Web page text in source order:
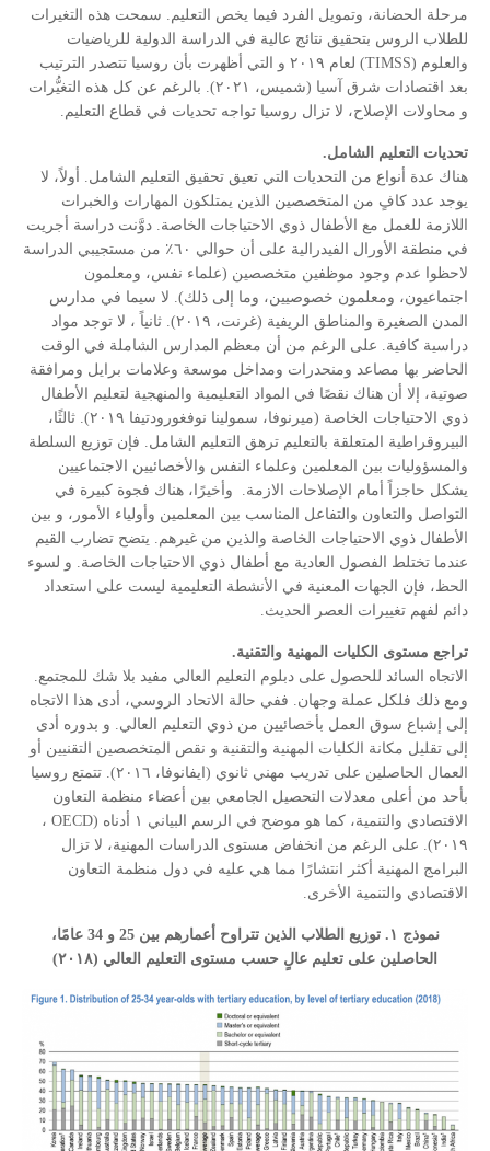
مرحلة الحضانة، وتمويل الفرد فيما يخص التعليم. سمحت هذه التغيرات
للطلاب الروس بتحقيق نتائج عالية في الدراسة الدولية للرياضيات
والعلوم (TIMSS) لعام ٢٠١٩ و التي أظهرت بأن روسيا تتصدر الترتيب
بعد اقتصادات شرق آسيا (شميس، ٢٠٢١). بالرغم عن كل هذه التغيُّرات
و محاولات الإصلاح، لا تزال روسيا تواجه تحديات في قطاع التعليم.
تحديات التعليم الشامل.
هناك عدة أنواع من التحديات التي تعيق تحقيق التعليم الشامل. أولاً، لا
يوجد عدد كافٍ من المتخصصين الذين يمتلكون المهارات والخبرات
اللازمة للعمل مع الأطفال ذوي الاحتياجات الخاصة. دوَّنت دراسة أجريت
في منطقة الأورال الفيدرالية على أن حوالي ٦٠٪ من مستجيبي الدراسة
لاحظوا عدم وجود موظفين متخصصين (علماء نفس، ومعلمون
اجتماعيون، ومعلمون خصوصيين، وما إلى ذلك). لا سيما في مدارس
المدن الصغيرة والمناطق الريفية (غرنت، ٢٠١٩). ثانياً ، لا توجد مواد
دراسية كافية. على الرغم من أن معظم المدارس الشاملة في الوقت
الحاضر بها مصاعد ومنحدرات ومداخل موسعة وعلامات برايل ومرافقة
صوتية، إلا أن هناك نقصًا في المواد التعليمية والمنهجية لتعليم الأطفال
ذوي الاحتياجات الخاصة (ميرنوفا، سمولينا نوفغورودتيفا ٢٠١٩). ثالثًا،
البيروقراطية المتعلقة بالتعليم ترهق التعليم الشامل. فإن توزيع السلطة
والمسؤوليات بين المعلمين وعلماء النفس والأخصائيين الاجتماعيين
يشكل حاجزاً أمام الإصلاحات الازمة. وأخيرًا، هناك فجوة كبيرة في
التواصل والتعاون والتفاعل المناسب بين المعلمين وأولياء الأمور، و بين
الأطفال ذوي الاحتياجات الخاصة والذين من غيرهم. يتضح تضارب القيم
عندما تختلط الفصول العادية مع أطفال ذوي الاحتياجات الخاصة. و لسوء
الحظ، فإن الجهات المعنية في الأنشطة التعليمية ليست على استعداد
دائم لفهم تغييرات العصر الحديث.
تراجع مستوى الكليات المهنية والتقنية.
الاتجاه السائد للحصول على دبلوم التعليم العالي مفيد بلا شك للمجتمع.
ومع ذلك فلكل عملة وجهان. ففي حالة الاتحاد الروسي، أدى هذا الاتجاه
إلى إشباع سوق العمل بأخصائيين من ذوي التعليم العالي. و بدوره أدى
إلى تقليل مكانة الكليات المهنية والتقنية و نقص المتخصصين التقنيين أو
العمال الحاصلين على تدريب مهني ثانوي (ايفانوفا، ٢٠١٦). تتمتع روسيا
بأحد من أعلى معدلات التحصيل الجامعي بين أعضاء منظمة التعاون
الاقتصادي والتنمية، كما هو موضح في الرسم البياني ١ أدناه (OECD ،
٢٠١٩). على الرغم من انخفاض مستوى الدراسات المهنية، لا تزال
البرامج المهنية أكثر انتشارًا مما هي عليه في دول منظمة التعاون
الاقتصادي والتنمية الأخرى.
نموذج ١. توزيع الطلاب الذين تتراوح أعمارهم بين 25 و 34 عامًا،
الحاصلين على تعليم عالٍ حسب مستوى التعليم العالي (٢٠١٨)